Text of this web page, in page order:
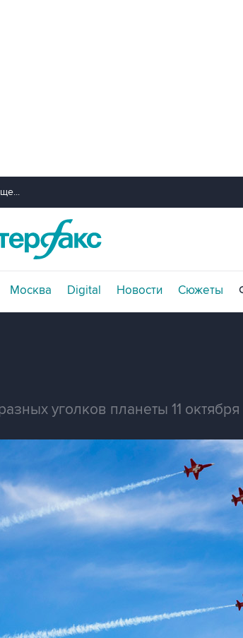
Москва Digital Новости Сюжеты
уголков планеты 11 октября